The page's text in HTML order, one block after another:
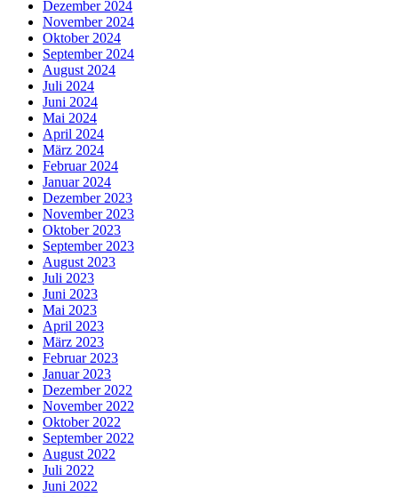
Dezember 2024
November 2024
Oktober 2024
September 2024
August 2024
Juli 2024
Juni 2024
Mai 2024
April 2024
März 2024
Februar 2024
Januar 2024
Dezember 2023
November 2023
Oktober 2023
September 2023
August 2023
Juli 2023
Juni 2023
Mai 2023
April 2023
März 2023
Februar 2023
Januar 2023
Dezember 2022
November 2022
Oktober 2022
September 2022
August 2022
Juli 2022
Juni 2022